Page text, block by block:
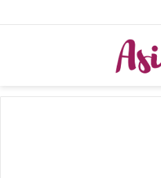
אל תשכחו לפרגן בתגובות.